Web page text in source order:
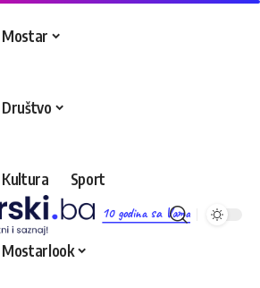
10 godina sa Vama
Mostar
Društvo
Kultura Sport
Mostarlook